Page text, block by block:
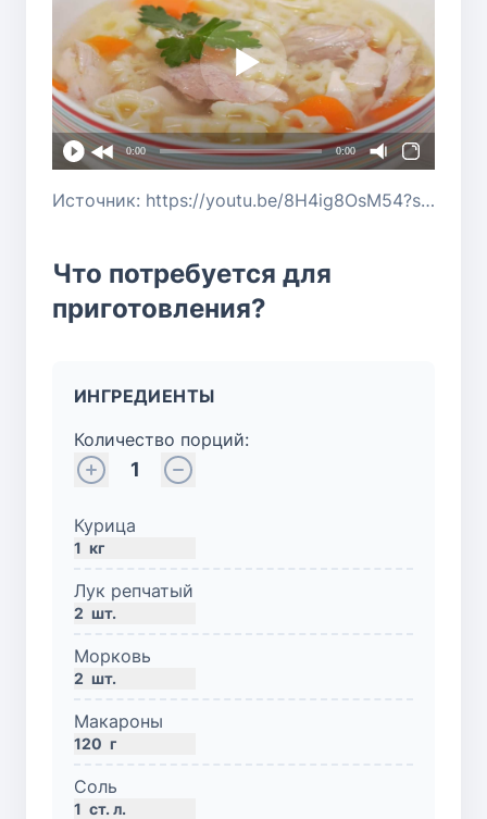
0:00 0:00
Источник: https://youtu.be/8H4ig8OsM54?si=7bop04S6GSpxh4VV
Что потребуется для
приготовления?
ИНГРЕДИЕНТЫ
Количество порций:
1
Курица
1 кг
Лук репчатый
2 шт.
Морковь
2 шт.
Макароны
120 г
Соль
1 ст. л.